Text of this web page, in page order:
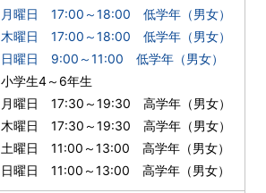
月曜日 17:00～18:00 低学年（男女）
木曜日 17:00～18:00 低学年（男女）
日曜日 9:00～11:00 低学年（男女）
小学生4～6年生
月曜日 17:30～19:30 高学年（男女）
木曜日 17:30～19:30 高学年（男女）
土曜日 11:00～13:00 高学年（男女）
日曜日 11:00～13:00 高学年（男女）